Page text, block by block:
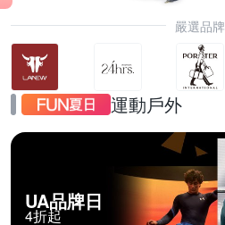
嚴選品牌
運動戶外
UA品牌日
4折起